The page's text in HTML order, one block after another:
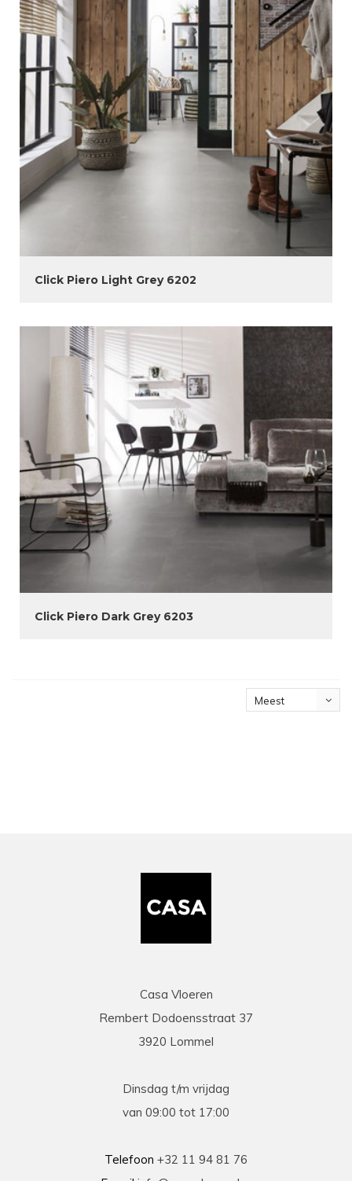
Click Piero Light Grey 6202
Click Piero Dark Grey 6203
Meest
Casa Vloeren
Rembert Dodoensstraat 37
3920 Lommel
Dinsdag t/m vrijdag
van 09:00 tot 17:00
Telefoon +32 11 94 81 76